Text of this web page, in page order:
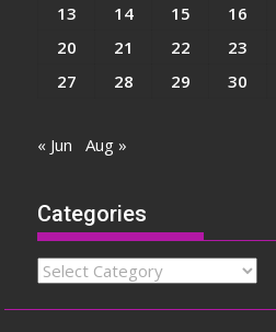
13
14 15 16
20
21 22 23
27
28 29 30
« Jun Aug »
Categories
Categories